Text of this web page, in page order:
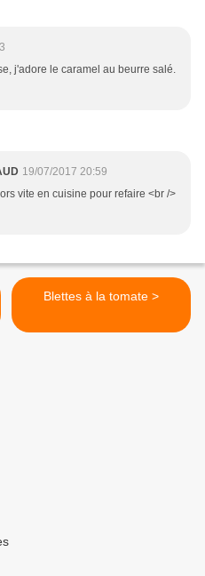
j'adore le caramel au beurre salé.
19/07/2017 20:59
vite en cuisine pour refaire <br />
Blettes à la tomate >